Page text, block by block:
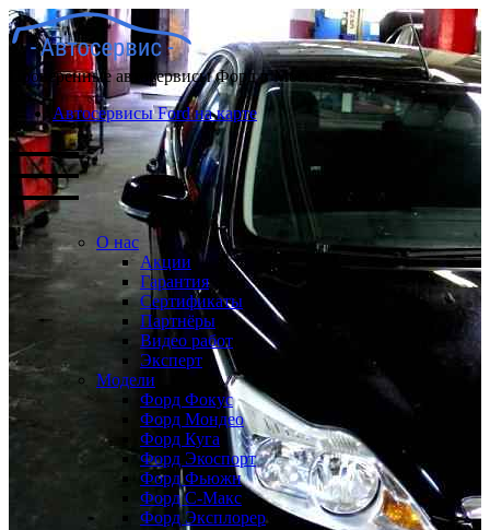
Проверенные автосервисы Форд в Москве
Автосервисы Ford на карте
О нас
Акции
Гарантия
Сертификаты
Партнёры
Видео работ
Эксперт
Модели
Форд Фокус
Форд Мондео
Форд Куга
Форд Экоспорт
Форд Фьюжн
Форд С-Макс
Форд Эксплорер